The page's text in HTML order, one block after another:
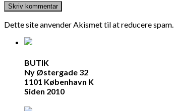
Dette site anvender Akismet til at reducere spam.
BUTIK
Ny Østergade 32
1101 København K
Siden 2010